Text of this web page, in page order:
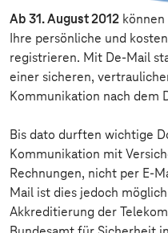
Ab 31. August 2012
Ihre persönliche und
registrieren. Mit De-Mail
einer sicheren,
Kommunikation nach dem
Bis dato durften wichtige
Kommunikation mit
Rechnungen, nicht per E-
Mail ist dies jedoch
Akkreditierung der